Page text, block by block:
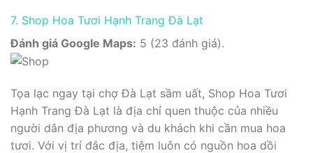
7. Shop Hoa Tươi Hạnh Trang Đà Lạt
Đánh giá Google Maps: 5 (23 đánh giá).
Tọa lạc ngay tại chợ Đà Lạt sầm uất, Shop Hoa Tươi
Hạnh Trang Đà Lạt là địa chỉ quen thuộc của nhiều
người dân địa phương và du khách khi cần mua hoa
tươi. Với vị trí đắc địa, tiệm luôn có nguồn hoa dồi